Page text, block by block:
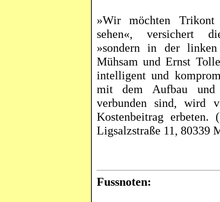
»Wir möchten Trikont
sehen«, versichert
»sondern in der
Mühsam und Ernst
intelligent und
mit dem Aufbau und
verbunden sind, wird
Kostenbeitrag
Ligsalzstraße 11, 80339
Fussnoten: